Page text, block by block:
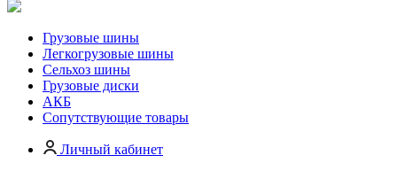
Грузовые шины
Легкогрузовые шины
Сельхоз шины
Грузовые диски
АКБ
Сопутствующие товары
Личный кабинет